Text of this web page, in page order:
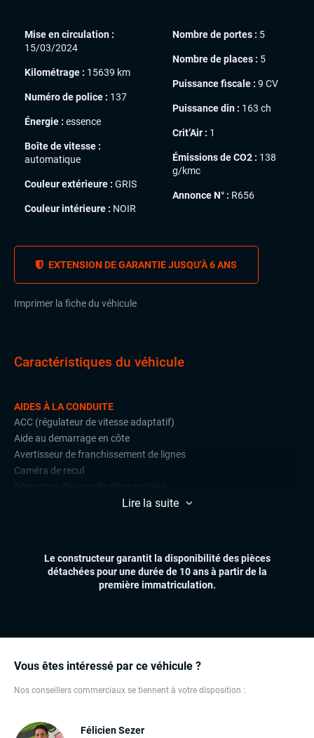
Mise en circulation :
15/03/2024
Kilométrage : 15639 km
Numéro de police : 137
Énergie : essence
Boîte de vitesse :
automatique
Couleur extérieure : GRIS
Couleur intérieure : NOIR
Nombre de portes : 5
Nombre de places : 5
Puissance fiscale : 9 CV
Puissance din : 163 ch
Crit’Air : 1
Émissions de CO2 : 138
g/kmc
Annonce N° : R656
EXTENSION DE GARANTIE JUSQU’À 6 ANS
Imprimer la fiche du véhicule
Vous êtes intéressé par ce véhicule ?
Nos conseillers commerciaux se tiennent à votre disposition :
Félicien Sezer
Caractéristiques du véhicule
AIDES À LA CONDUITE
ACC (régulateur de vitesse adaptatif)
Aide au demarrage en côte
Avertisseur de franchissement de lignes
Caméra de recul
Lane assist (maintien de voie)
Radars de stationnement avant et arrière
Régulateur de vitesse
Feux automatiques
Sièges chauffants
Volant multifonctions
Lire la suite
Le constructeur garantit la disponibilité des pièces
détachées pour une durée de 10 ans à partir de la
première immatriculation.